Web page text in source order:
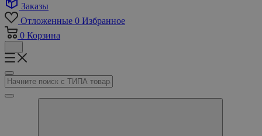
Заказы
Отложенные 0 Избранное
0 Корзина